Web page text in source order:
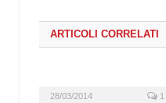
ARTICOLI CORRELATI
28/03/2014 1